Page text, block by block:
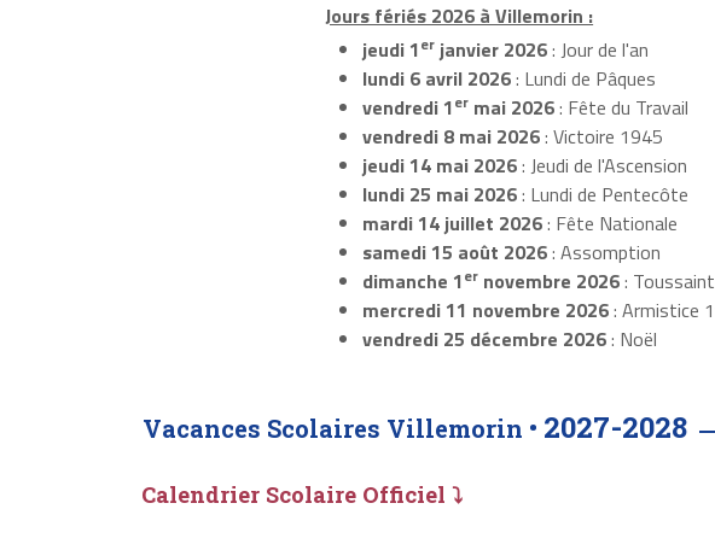
Jours fériés 2026 à Villemorin :
jeudi 1erjanvier 2026: Jour de l'an
lundi 6 avril 2026: Lundi de Pâques
vendredi 1ermai 2026: Fête du Travail
vendredi 8 mai 2026: Victoire 1945
jeudi 14 mai 2026: Jeudi de l'Ascension
lundi 25 mai 2026: Lundi de Pentecôte
mardi 14 juillet 2026: Fête Nationale
samedi 15 août 2026: Assomption
dimanche 1ernovembre 2026: Toussaint
mercredi 11 novembre 2026: Armistice
vendredi 25 décembre 2026: Noël
Vacances Scolaires Villemorin • 2027-2028
Calendrier Scolaire Officiel ⤵